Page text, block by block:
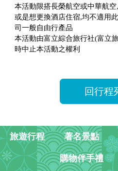
本活動限搭長榮航空或中華航
或是想更換酒店住宿,均不適用
司一般自由行產品
本活動由富立綜合旅行社(富立
時中止本活動之權利
回行程
旅遊行程 著名景點
購物伴手禮